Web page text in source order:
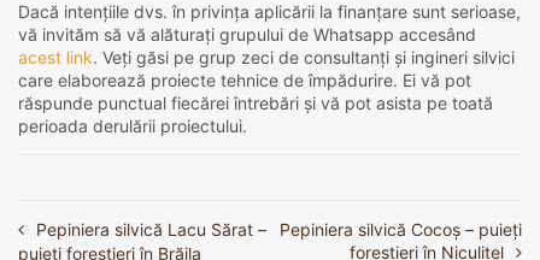
Dacă intențiile dvs. în privința aplicării la finanțare sunt serioase,
vă invităm să vă alăturați grupului de Whatsapp accesând
acest link. Veți găsi pe grup zeci de consultanți și ingineri silvici
care elaborează proiecte tehnice de împădurire. Ei vă pot
răspunde punctual fiecărei întrebări și vă pot asista pe toată
perioada derulării proiectului.
Navigare
Pepiniera silvică Lacu Sărat –
puieți forestieri în Brăila
Pepiniera silvică Cocoș – puieți
forestieri în Niculitel